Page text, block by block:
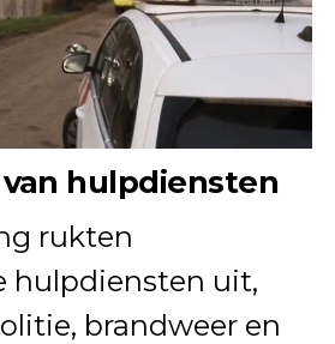
hulpdiensten
rukten
hulpdiensten uit,
brandweer en